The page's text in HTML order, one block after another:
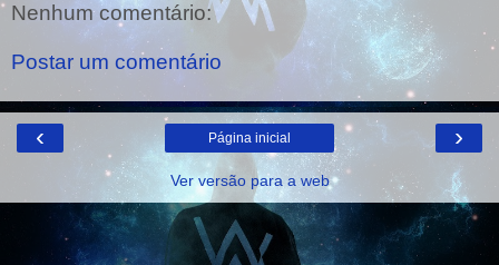
Nenhum comentário:
Postar um comentário
‹ ›
Página inicial
Ver versão para a web